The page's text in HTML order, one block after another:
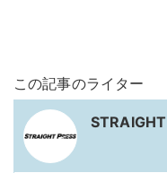
この記事のライター